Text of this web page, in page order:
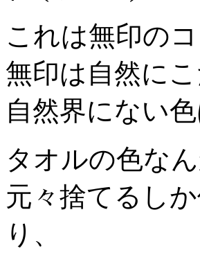
これは無印の
無印は自然に
自然界にない
タオルの色な
元々捨てるし
り、